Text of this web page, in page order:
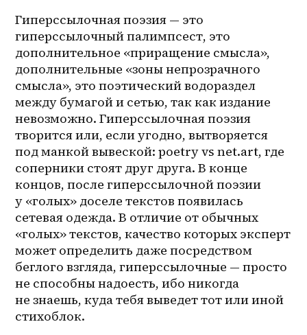
Гиперссылочная поэзия — это
гиперссылочный палимпсест, это
дополнительное «приращение смысла»,
дополнительные «зоны непрозрачного
смысла», это поэтический водораздел
между бумагой и сетью, так как издание
невозможно. Гиперссылочная поэзия
творится или, если угодно, вытворяется
под манкой вывеской: poetry vs net.art, где
соперники стоят друг друга. В конце
концов, после гиперссылочной поэзии
у «голых» доселе текстов появилась
сетевая одежда. В отличие от обычных
«голых» текстов, качество которых эксперт
может определить даже посредством
беглого взгляда, гиперссылочные — просто
не способны надоесть, ибо никогда
не знаешь, куда тебя выведет тот или иной
стихоблок.